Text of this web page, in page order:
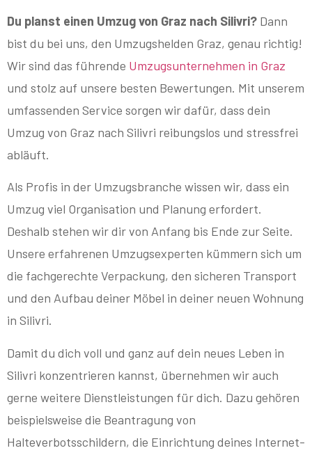
Du planst einen Umzug von Graz nach Silivri? Dann
bist du bei uns, den Umzugshelden Graz, genau richtig!
Wir sind das führende Umzugsunternehmen in Graz
und stolz auf unsere besten Bewertungen. Mit unserem
umfassenden Service sorgen wir dafür, dass dein
Umzug von Graz nach Silivri reibungslos und stressfrei
abläuft.
Als Profis in der Umzugsbranche wissen wir, dass ein
Umzug viel Organisation und Planung erfordert.
Deshalb stehen wir dir von Anfang bis Ende zur Seite.
Unsere erfahrenen Umzugsexperten kümmern sich um
die fachgerechte Verpackung, den sicheren Transport
und den Aufbau deiner Möbel in deiner neuen Wohnung
in Silivri.
Damit du dich voll und ganz auf dein neues Leben in
Silivri konzentrieren kannst, übernehmen wir auch
gerne weitere Dienstleistungen für dich. Dazu gehören
beispielsweise die Beantragung von
Halteverbotsschildern, die Einrichtung deines Internet-